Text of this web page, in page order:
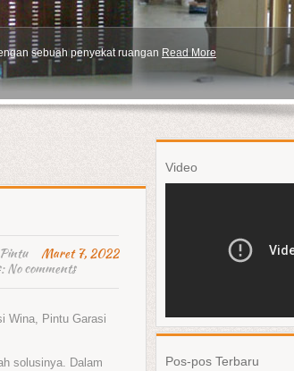
sebuah penyekat ruangan Read More
Video
Pos-pos Terbaru
Maret 7, 2022
Pintu
No comments
Wina, Pintu Garasi
solusinya. Dalam